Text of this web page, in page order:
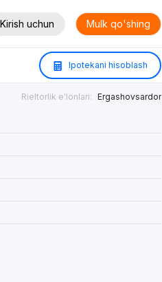
Kirish uchun Mulk qo'shing
Ipotekani hisoblash
Rieltorlik e'lonlari: Ergashovsardor